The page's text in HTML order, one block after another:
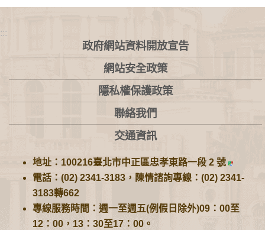
:::
政府網站資料開放宣告
網站安全政策
隱私權保護政策
聯絡我們
交通資訊
地址：100216臺北市中正區忠孝東路一段 2 號
電話：(02) 2341-3183，陳情諮詢專線：(02) 2341-
3183轉662
專線服務時間：週一至週五(例假日除外)09：00至
12：00，13：30至17：00。